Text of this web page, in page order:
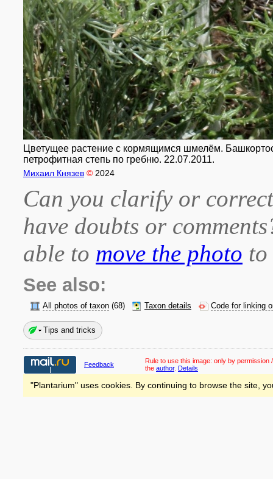
Цветущее растение с кормящимся шмелём.
петрофитная степь по гребню. 22.07.2011.
Михаил Князев © 2024
Can you clarify or
have doubts or
able to move the photo
See also:
All photos of taxon (68) Taxon details Code for linking
Tips and tricks
Feedback Rule to use this image: only by permission
the author. Details
"Plantarium" uses cookies. By continuing to browse the site,